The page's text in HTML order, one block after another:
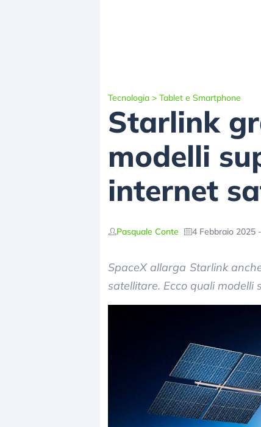
Tecnologia > Tablet e Smartphone
Starlink
modelli
internet
Pasquale Conte 4 Febbraio 2025
SpaceX allarga Starlink
satellitare. Ecco quali modelli